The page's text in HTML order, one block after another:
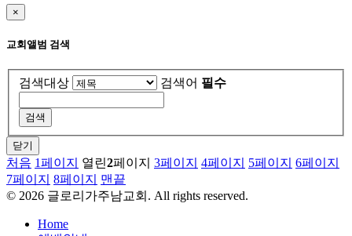
×
교회앨범 검색
검색대상 검색어 필수
닫기
처음 1페이지 열린2페이지 3페이지 4페이지 5페이지 6페이지
7페이지 8페이지
맨끝
© 2026 글로리가주남교회. All rights reserved.
Home